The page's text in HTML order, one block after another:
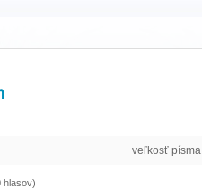
veľkosť písma
hlasov)